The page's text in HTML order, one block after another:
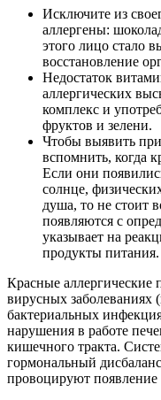
Исключите из
аллергены:
этого лицо стало
восстановление
Недостаток
аллергических
комплекс и
фруктов и зелени.
Чтобы выявить
вспомнить, когда
Если они
солнце,
душа, то не стоит
появляются с
указывает на
продукты питания.
Красные аллергические
вирусных заболеваниях
бактериальных
нарушения в работе
кишечного тракта.
гормональный
провоцируют появление